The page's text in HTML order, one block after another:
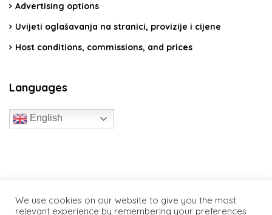
Advertising options
Uvijeti oglašavanja na stranici, provizije i cijene
Host conditions, commissions, and prices
Languages
English
We use cookies on our website to give you the most
relevant experience by remembering your preferences